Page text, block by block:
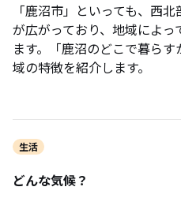
「鹿沼市」といっても、西
が広がっており、地域によ
ます。「鹿沼のどこで暮ら
域の特徴を紹介します。
生活
どんな気候？